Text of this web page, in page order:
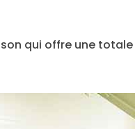
qui offre une